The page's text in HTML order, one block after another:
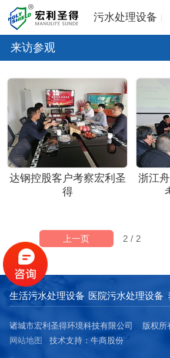
污水处理设备
来访参观
达钢控股客户考察宏利圣
得
浙江
2 / 2
上一页
生活污水处理设备 医院污水处理设备
诸城市宏利圣得环境科技有限公司 版权所
网站地图
技术支持：牛商股份